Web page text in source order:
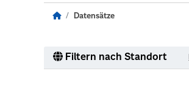
Datensätze
Filtern nach Standort